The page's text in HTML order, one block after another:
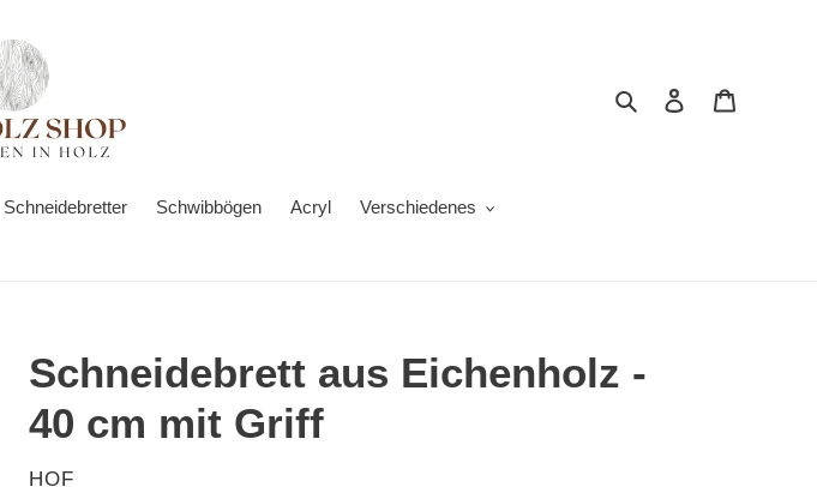
Suchen Einloggen
Schneidebretter Schwibbögen Acryl Verschiedenes
Schneidebrett aus Eichenholz -
40 cm mit Griff
VERKÄUFER
HOF